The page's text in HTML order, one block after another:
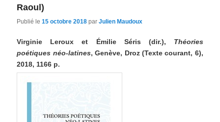
Raoul)
Publié le15 octobre 2018 parJulien Maudoux
Virginie Leroux et Émilie Séris (dir.), Théories
poétiques néo-latines, Genève, Droz (Texte courant, 6),
2018, 1166 p.